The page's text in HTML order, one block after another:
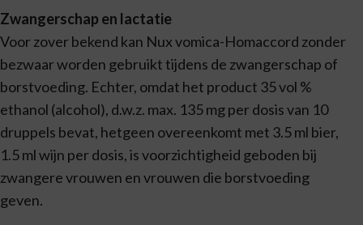
Zwangerschap en lactatie
Voor zover bekend kan Nux vomica-Homaccord zonder
bezwaar worden gebruikt tijdens de zwangerschap of
borstvoeding. Echter, omdat het product 35 vol %
ethanol (alcohol), d.w.z. max. 135 mg per dosis van 10
druppels bevat, hetgeen overeenkomt met 3.5 ml bier,
1.5 ml wijn per dosis, is voorzichtigheid geboden bij
zwangere vrouwen en vrouwen die borstvoeding
geven.